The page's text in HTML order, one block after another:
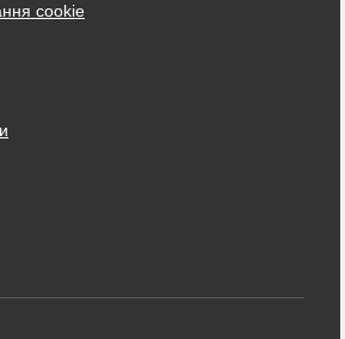
cookie